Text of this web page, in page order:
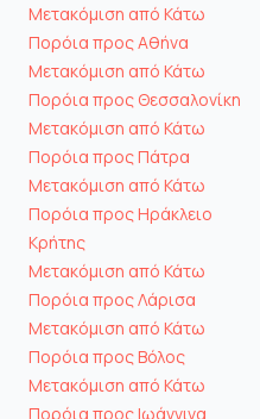
Μετακόμιση από Κάτω
Πορόια προς Αθήνα
Μετακόμιση από Κάτω
Πορόια προς Θεσσαλονίκη
Μετακόμιση από Κάτω
Πορόια προς Πάτρα
Μετακόμιση από Κάτω
Πορόια προς Ηράκλειο
Κρήτης
Μετακόμιση από Κάτω
Πορόια προς Λάρισα
Μετακόμιση από Κάτω
Πορόια προς Βόλος
Μετακόμιση από Κάτω
Πορόια προς Ιωάννινα